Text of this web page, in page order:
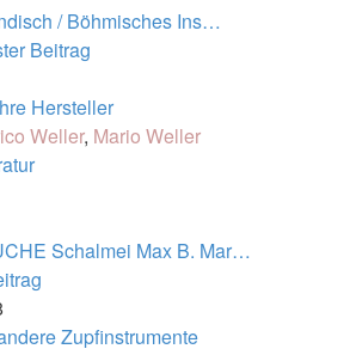
/ Böhmisches Ins…
Beitrag
Hersteller
Weller, Mario Weller
Schalmei Max B. Mar…
Zupfinstrumente